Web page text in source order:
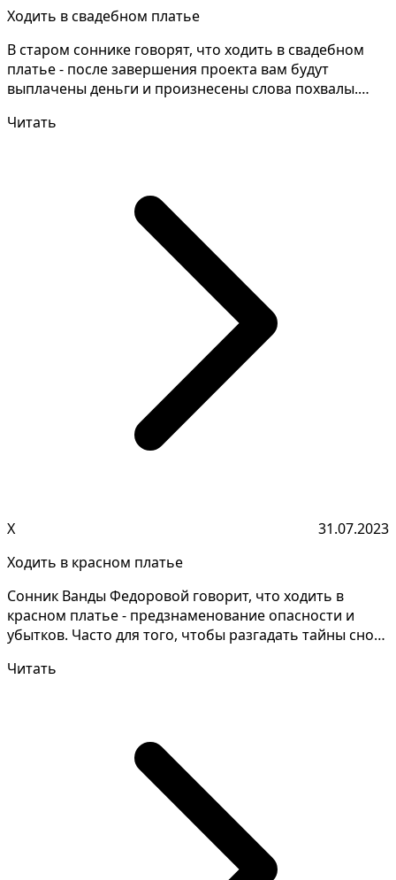
Ходить в свадебном платье
В старом соннике говорят, что ходить в свадебном
платье - после завершения проекта вам будут
выплачены деньги и произнесены слова похвалы.
Читать
Х
31.07.2023
Ходить в красном платье
Сонник Ванды Федоровой говорит, что ходить в
красном платье - предзнаменование опасности и
убытков. Часто для того, чтобы разгадать тайны снов,
Читать